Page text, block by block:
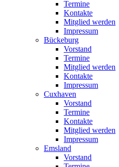
Termine
Kontakte
Mitglied werden
Impressum
Bückeburg
Vorstand
Termine
Mitglied werden
Kontakte
Impressum
Cuxhaven
Vorstand
Termine
Kontakte
Mitglied werden
Impressum
Emsland
Vorstand